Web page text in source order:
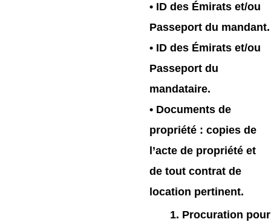
• ID des Émirats et/ou
Passeport du mandant.
• ID des Émirats et/ou
Passeport du
mandataire.
• Documents de
propriété : copies de
l’acte de propriété et
de tout contrat de
location pertinent.
Procuration pour